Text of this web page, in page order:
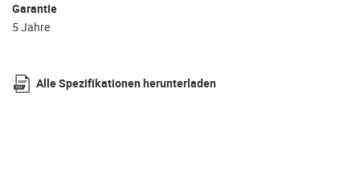
Garantie
5 Jahre
Alle Spezifikationen herunterladen